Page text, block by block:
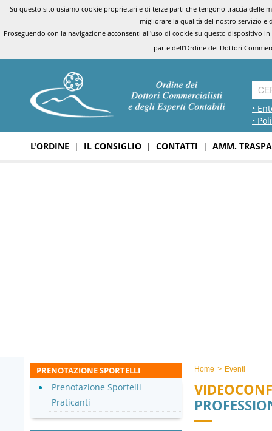
Su questo sito usiamo cookie proprietari e di terze parti che tengono traccia
migliorare la qualità del nostro servizio e
Proseguendo con la navigazione acconsenti all'uso di cookie su questo dispositivo
parte dell'Ordine dei Dottori
•
•
L'ORDINE | IL CONSIGLIO | CONTATTI | AMM.
Home > Eventi
PRENOTAZIONE SPORTELLI
Prenotazione Sportelli
Praticanti